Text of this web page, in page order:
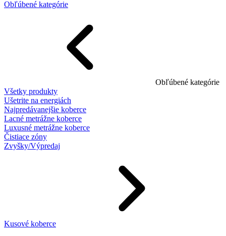
Obľúbené kategórie
Obľúbené kategórie
Všetky produkty
Ušetrite na energiách
Najpredávanejšie koberce
Lacné metrážne koberce
Luxusné metrážne koberce
Čistiace zóny
Zvyšky/Výpredaj
Kusové koberce